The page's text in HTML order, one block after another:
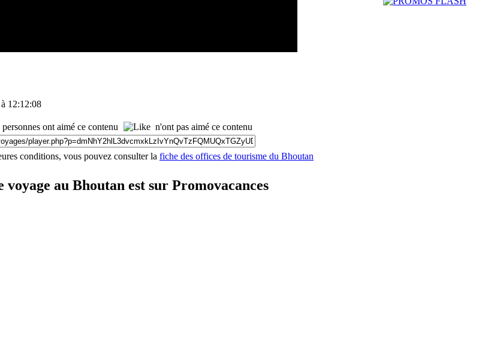
12:12:08
personnes ont aimé ce contenu
n'ont pas aimé ce contenu
conditions, vous pouvez consulter la fiche des offices de tourisme du Bhoutan
au Bhoutan est sur Promovacances